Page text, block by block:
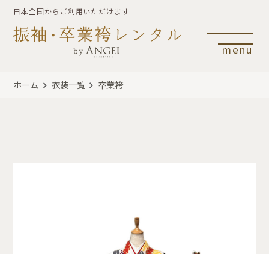
日本全国からご利用いただけます
menu
ホーム 衣装一覧 卒業袴